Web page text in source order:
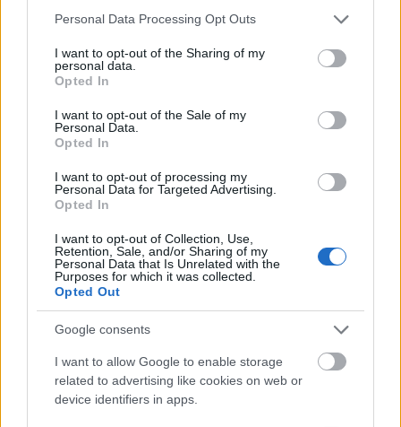
Please note that this website/app uses one or more Google
not limited to your visit or usage behaviour. You may click to
grant or deny consent to Google and its third-party tags to
use your data for below specified purposes in below Google
consent section.
Personal Data Processing Opt Outs
I want to opt-out of the Sharing of my
personal data.
Opted In
I want to opt-out of the Sale of my
Personal Data.
Opted In
I want to opt-out of processing my
Personal Data for Targeted Advertising.
Opted In
I want to opt-out of Collection, Use,
Retention, Sale, and/or Sharing of my
Personal Data that Is Unrelated with the
Purposes for which it was collected.
Opted Out
Google consents
I want to allow Google to enable storage
related to advertising like cookies on web or
device identifiers in apps.
Hudson Mohawke-kal és a már említett Oneohtrix
Point Neverrel készült (aki viszont
experimentálisabb zeneszerző, drone-os, ambientes
zenéktől a vaporwave káoszáig sok mindenbe
belekóstolt már).
felállásban rejlő izgalmat nem teljesen, vagy nem
sikerült kiaknázni, hiszen mindkét producer a
biztonságos terepen marad, lényegében
legsimulékonyabb alapjait szállítja. Mohawke
mélynyomkodó basszusai illedelmesek, a politikus
témák kendőzetlenségéhez képest nem elég bátrak
és kegyetlenek. Oneohtrix pedig szintén szépen
zenél, ami persze alighanem koncepció is volt, ettől
függetlenül frusztráló, hogy az egészen jó